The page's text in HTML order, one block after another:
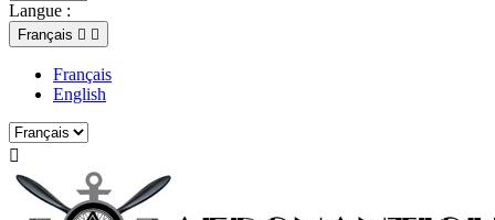
Langue :
Français  
Français
English
